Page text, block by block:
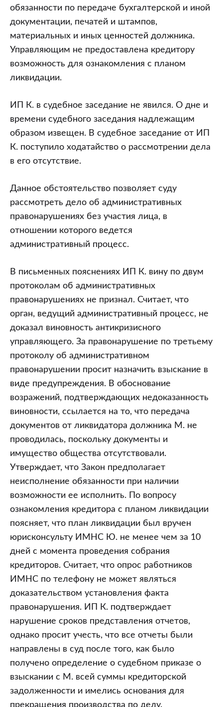
обязанности по передаче бухгалтерской и иной
документации, печатей и штампов,
материальных и иных ценностей должника.
Управляющим не предоставлена кредитору
возможность для ознакомления с планом
ликвидации.
ИП К. в судебное заседание не явился. О дне и
времени судебного заседания надлежащим
образом извещен. В судебное заседание от ИП
К. поступило ходатайство о рассмотрении дела
в его отсутствие.
Данное обстоятельство позволяет суду
рассмотреть дело об административных
правонарушениях без участия лица, в
отношении которого ведется
административный процесс.
В письменных пояснениях ИП К. вину по двум
протоколам об административных
правонарушениях не признал. Считает, что
орган, ведущий административный процесс, не
доказал виновность антикризисного
управляющего. За правонарушение по третьему
протоколу об административном
правонарушении просит назначить взыскание в
виде предупреждения. В обоснование
возражений, подтверждающих недоказанность
виновности, ссылается на то, что передача
документов от ликвидатора должника М. не
проводилась, поскольку документы и
имущество общества отсутствовали.
Утверждает, что Закон предполагает
неисполнение обязанности при наличии
возможности ее исполнить. По вопросу
ознакомления кредитора с планом ликвидации
поясняет, что план ликвидации был вручен
юрисконсульту ИМНС Ю. не менее чем за 10
дней с момента проведения собрания
кредиторов. Считает, что опрос работников
ИМНС по телефону не может являться
доказательством установления факта
правонарушения. ИП К. подтверждает
нарушение сроков представления отчетов,
однако просит учесть, что все отчеты были
направлены в суд после того, как было
получено определение о судебном приказе о
взыскании с М. всей суммы кредиторской
задолженности и имелись основания для
прекращения производства по делу.